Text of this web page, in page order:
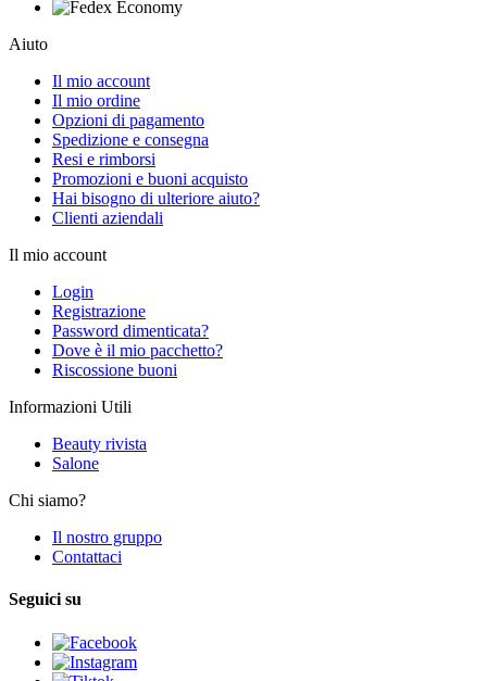
Aiuto
Il mio account
Il mio ordine
Opzioni di pagamento
Spedizione e consegna
Resi e rimborsi
Promozioni e buoni acquisto
Hai bisogno di ulteriore aiuto?
Clienti aziendali
Il mio account
Login
Registrazione
Password dimenticata?
Dove è il mio pacchetto?
Riscossione buoni
Informazioni Utili
Beauty rivista
Salone
Chi siamo?
Il nostro gruppo
Contattaci
Seguici su